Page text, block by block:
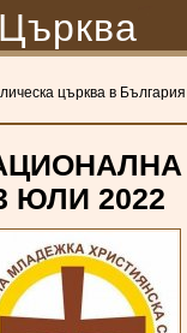
църква в България
ЮЛИ 2022